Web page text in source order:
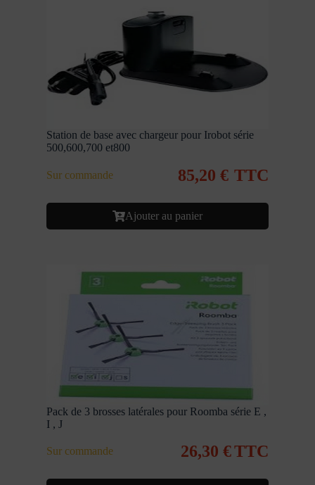
Station de base avec chargeur pour Irobot série
500,600,700 et800
Sur commande 85,20 € TTC
Ajouter au panier
Pack de 3 brosses latérales pour Roomba série E ,
I , J
Sur commande 26,30 €TTC